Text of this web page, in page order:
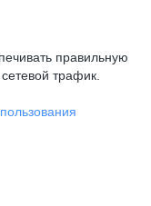
правильную
трафик.